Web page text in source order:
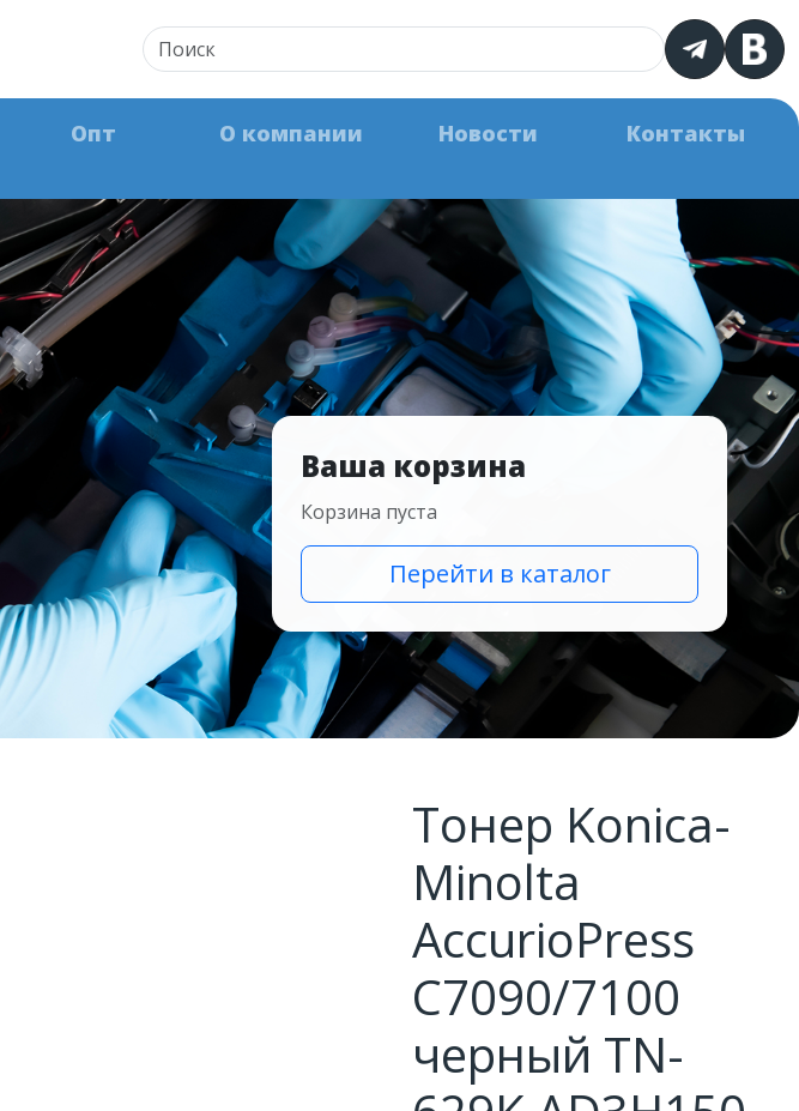
Опт О компании Новости Контакты
Ваша корзина
Корзина пуста
Перейти в каталог
Тонер Konica-
Minolta
AccurioPress
C7090/7100
черный TN-